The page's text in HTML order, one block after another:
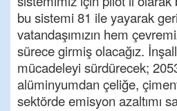
bu sistemi 81 ile yayarak
vatandaşımızın hem
sürece girmiş olacağız.
mücadeleyi sürdürecek;
alüminyumdan çeliğe,
sektörde emisyon azaltımı